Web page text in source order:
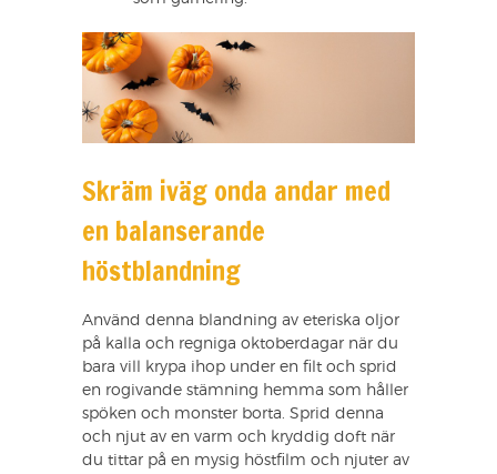
Skräm iväg onda andar med
en balanserande
höstblandning
Använd denna blandning av eteriska oljor
på kalla och regniga oktoberdagar när du
bara vill krypa ihop under en filt och sprid
en rogivande stämning hemma som håller
spöken och monster borta. Sprid denna
och njut av en varm och kryddig doft när
du tittar på en mysig höstfilm och njuter av